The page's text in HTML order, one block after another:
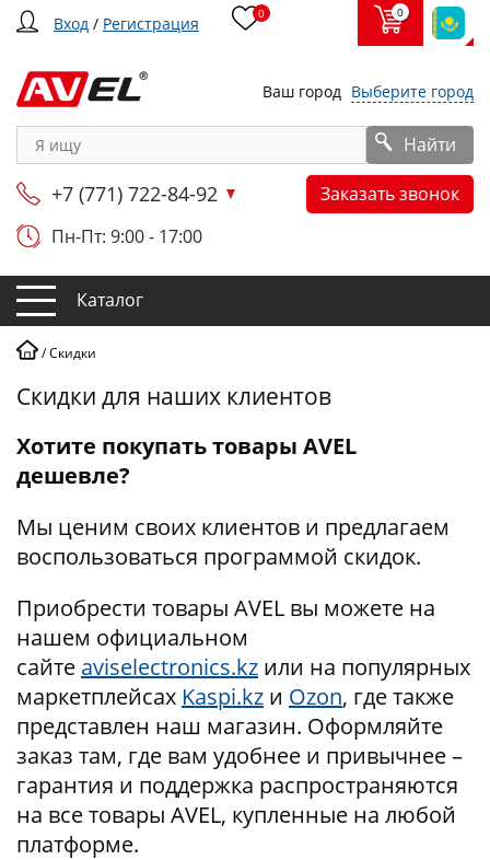
Вход / Регистрация 0 0
Ваш город Выберите город
Найти
+7 (771) 722-84-92
Заказать звонок
Пн-Пт: 9:00 - 17:00
Каталог
/Скидки
Скидки для наших клиентов
Хотите покупать товары AVEL
дешевле?
Мы ценим своих клиентов и предлагаем
воспользоваться программой скидок.
Приобрести товары AVEL вы можете на
нашем официальном
сайте aviselectronics.kz или на популярных
маркетплейсах Kaspi.kz и Ozon, где также
представлен наш магазин. Оформляйте
заказ там, где вам удобнее и привычнее –
гарантия и поддержка распространяются
на все товары AVEL, купленные на любой
платформе.